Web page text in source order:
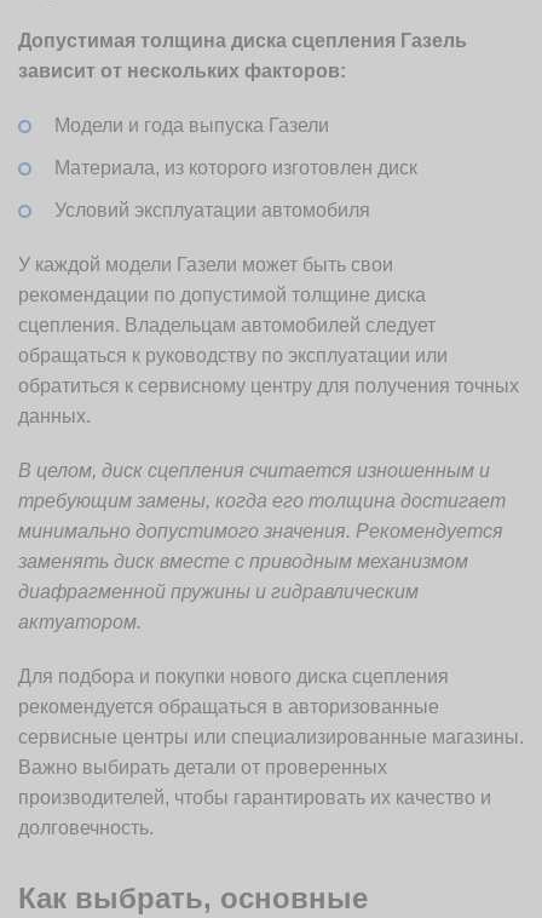
Допустимая толщина диска сцепления Газель
зависит от нескольких факторов:
Модели и года выпуска Газели
Материала, из которого изготовлен диск
Условий эксплуатации автомобиля
У каждой модели Газели может быть свои
рекомендации по допустимой толщине диска
сцепления. Владельцам автомобилей следует
обращаться к руководству по эксплуатации или
обратиться к сервисному центру для получения точных
данных.
В целом, диск сцепления считается изношенным и
требующим замены, когда его толщина достигает
минимально допустимого значения. Рекомендуется
заменять диск вместе с приводным механизмом
диафрагменной пружины и гидравлическим
актуатором.
Для подбора и покупки нового диска сцепления
рекомендуется обращаться в авторизованные
сервисные центры или специализированные магазины.
Важно выбирать детали от проверенных
производителей, чтобы гарантировать их качество и
долговечность.
Как выбрать, основные